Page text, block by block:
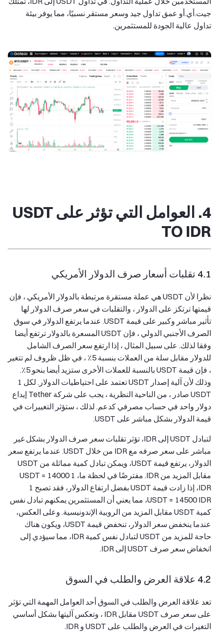
جيت.أي.أو عمق تداول جيد وسعر مستقر نسبيًا، مما يوفر بيئة
تداول عالية الجودة للمستثمرين.
4. العوامل التي تؤثر على USDT
TO IDR
4.1 تقلبات أسعار صرف الدولار الأمريكي
نظرا لأن USDT هي عملة مستقرة مرتبطة بالدولار الأمريكي ، فإن
قيمتها ترتكز على الدولار ، والتقلبات في سعر صرف الدولار لها
تأثير مباشر وكبير على قيمة USDT. عندما يرتفع الدولار في سوق
الصرف الأجنبي الدولي ، فإن USDT المسعرة بالدولار ترتفع أيضا
وفقا لذلك. على سبيل المثال ، إذا ارتفع سعر الصرف الشامل
للدولار مقابل سلة من العملات بنسبة 5٪ ، في ظل ظروف لم تتغير
، فإن قيمة USDT بالنسبة للعملات الأخرى ستزيد أيضا بنحو 5٪.
وذلك لأن آلية إصدار USDT تعتمد على احتياطيات الدولار. لكل 1
USDT صادر ، من الناحية النظرية ، يجب على شركة Tether إيداع
دولار واحد في حساب مصرفي كدعم. لذلك ، ستؤثر التغييرات في
قيمة الدولار بشكل مباشر على USDT.
لتبادل USDT إلى IDR، تؤثر تقلبات سعر صرف الدولار بشكل غير
مباشر على سعر صرفه مع IDR من خلال USDT. عندما يرتفع سعر
الدولار، يرتفع قيمة USDT، ويمكن تبادل كمية مماثلة من USDT
مقابل المزيد من IDR. مفترضًا في لحظة ما، 1 USDT = 14000
IDR، إذا زادت قيمة USDT بفضل ارتفاع الدولار، فقد تصبح 1
USDT = 14500 IDR، مما يعني أن المستثمرين يمكنهم تبادل نفس
كمية USDT مقابل المزيد من الروبية الإندونيسية. وعلى العكس،
عندما ينخفض سعر الدولار، تنخفض قيمة USDT، ويكون هناك
حاجة للمزيد من USDT لتبادل نفس كمية IDR، مما سيؤدي إلى
انخفاض سعر صرف USDT إلى IDR.
4.2 علاقة العرض والطلب في السوق
تعد علاقة العرض والطلب في السوق أحد العوامل المهمة التي تؤثر
على سعر صرف USDT مقابل IDR ، وتعكس آليتها بشكل أساسي
التغيرات في العرض والطلب على USDT و IDR.